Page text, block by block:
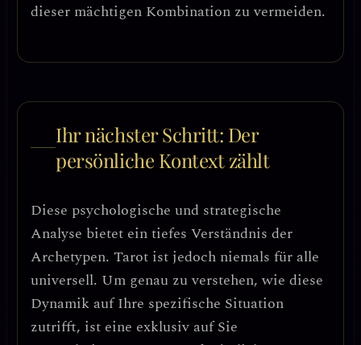
dieser mächtigen Kombination zu vermeiden.
Ihr nächster Schritt: Der
persönliche Kontext zählt
Diese psychologische und strategische
Analyse bietet ein tiefes Verständnis der
Archetypen. Tarot ist jedoch niemals für alle
universell. Um genau zu verstehen, wie diese
Dynamik auf Ihre spezifische Situation
zutrifft, ist eine exklusiv auf Sie